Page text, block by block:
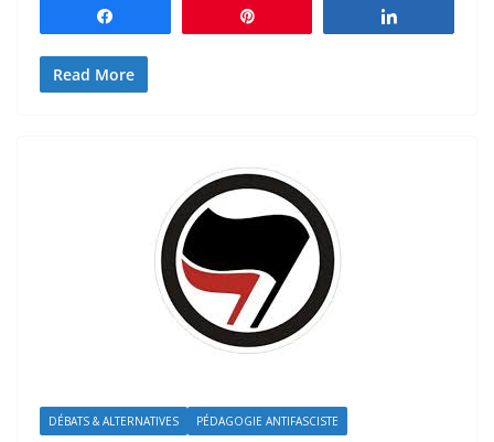
Read More
DÉBATS & ALTERNATIVES PÉDAGOGIE ANTIFASCISTE